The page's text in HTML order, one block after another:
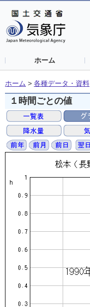
ホーム
ホーム > 各種データ・資料
１時間ごとの値